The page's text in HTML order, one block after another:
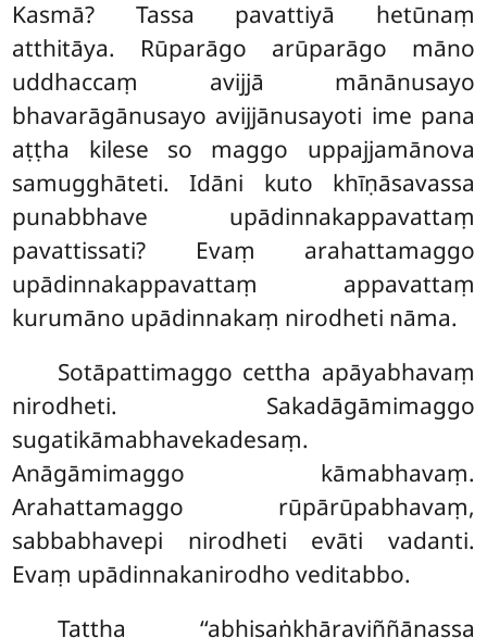
Kasmā? Tassa pavattiyā hetūnaṃ
atthitāya. Rūparāgo arūparāgo māno
uddhaccaṃ avijjā mānānusayo
bhavarāgānusayo avijjānusayoti ime pana
aṭṭha kilese so maggo uppajjamānova
samugghāteti. Idāni kuto khīṇāsavassa
punabbhave upādinnakappavattaṃ
pavattissati? Evaṃ arahattamaggo
upādinnakappavattaṃ appavattaṃ
kurumāno upādinnakaṃ nirodheti nāma.
Sotāpattimaggo cettha apāyabhavaṃ
nirodheti. Sakadāgāmimaggo
sugatikāmabhavekadesaṃ.
Anāgāmimaggo kāmabhavaṃ.
Arahattamaggo rūpārūpabhavaṃ,
sabbabhavepi nirodheti evāti vadanti.
Evaṃ upādinnakanirodho veditabbo.
Tattha ‘‘abhisaṅkhāraviññāṇassa